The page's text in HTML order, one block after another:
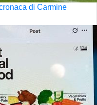
di Carmine